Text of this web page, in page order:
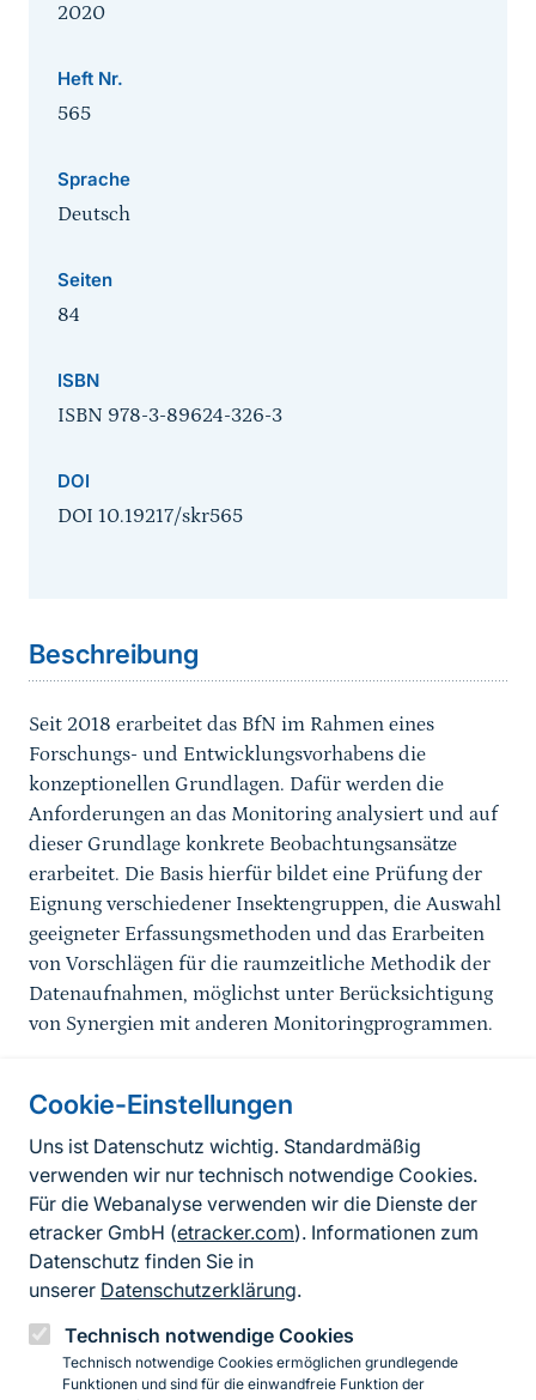
Cookie-Einstellungen
Uns ist Datenschutz wichtig. Standardmäßig
verwenden wir nur technisch notwendige Cookies.
Für die Webanalyse verwenden wir die Dienste der
etracker GmbH (etracker.com). Informationen zum
Datenschutz finden Sie in
unserer Datenschutzerklärung.
Technisch notwendige Cookies
Technisch notwendige Cookies ermöglichen grundlegende
Funktionen und sind für die einwandfreie Funktion der
2020
Heft Nr.
565
Sprache
Deutsch
Seiten
84
ISBN
ISBN 978-3-89624-326-3
DOI
DOI 10.19217/skr565
Beschreibung
Seit 2018 erarbeitet das BfN im Rahmen eines
Forschungs- und Entwicklungsvorhabens die
konzeptionellen Grundlagen. Dafür werden die
Anforderungen an das Monitoring analysiert und auf
dieser Grundlage konkrete Beobachtungsansätze
erarbeitet. Die Basis hierfür bildet eine Prüfung der
Eignung verschiedener Insektengruppen, die Auswahl
geeigneter Erfassungsmethoden und das Erarbeiten
von Vorschlägen für die raumzeitliche Methodik der
Datenaufnahmen, möglichst unter Berücksichtigung
von Synergien mit anderen Monitoringprogrammen.
Informationen zur Seite
FußzeileKontakt zum BfN
Kontaktformular
Erklärung zur Barrierefreiheit
Impressum
Datenschutz